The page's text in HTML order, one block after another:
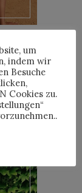
um
indem wir
Besuche
Cookies zu.